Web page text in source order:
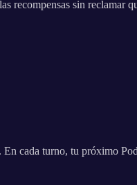
recompensas sin
cada turno, tu próximo